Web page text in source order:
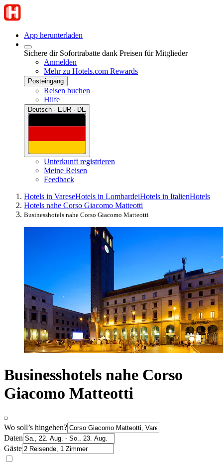
App herunterladen
Sichere dir Sofortrabatte dank Preisen für Mitglieder
Anmelden
Mehr zu Hotels.com Rewards
Posteingang
Reisen buchen
Hilfe
Deutsch · EUR · DE
Unterkunft registrieren
Meine Reisen
Feedback
Hotels in VareseHotels in LombardeiHotels in ItalienHotels
Hotels nahe Corso Giacomo Matteotti
Businesshotels nahe Corso Giacomo Matteotti
Businesshotels nahe Corso
Giacomo Matteotti
Wo soll’s hingehen?
Daten
Gäste